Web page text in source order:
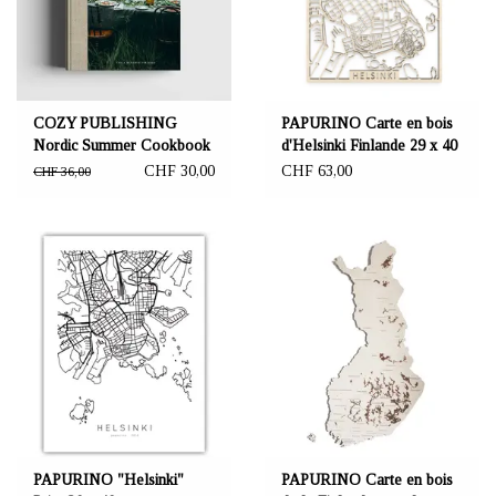
COZY PUBLISHING
Nordic Summer Cookbook
CHF 36,00 CHF 30,00
PAPURINO Carte en bois
d'Helsinki Finlande 29 x 40
cm
CHF 63,00
PAPURINO "Helsinki"
PAPURINO Carte en bois